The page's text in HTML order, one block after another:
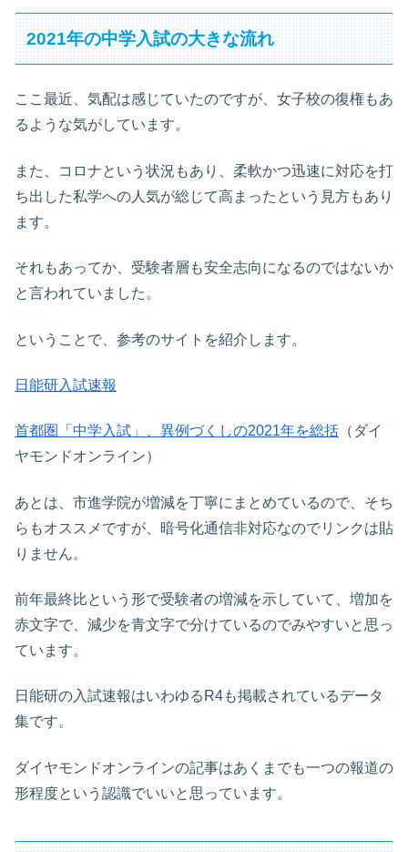
2021年の中学入試の大きな流れ
ここ最近、気配は感じていたのですが、女子校の復権もあ
るような気がしています。
また、コロナという状況もあり、柔軟かつ迅速に対応を打
ち出した私学への人気が総じて高まったという見方もあり
ます。
それもあってか、受験者層も安全志向になるのではないか
と言われていました。
ということで、参考のサイトを紹介します。
日能研入試速報
首都圏「中学入試」、異例づくしの2021年を総括 （ダイ
ヤモンドオンライン）
あとは、市進学院が増減を丁寧にまとめているので、そち
らもオススメですが、暗号化通信非対応なのでリンクは貼
りません。
前年最終比という形で受験者の増減を示していて、増加を
赤文字で、減少を青文字で分けているのでみやすいと思っ
ています。
日能研の入試速報はいわゆるR4も掲載されているデータ
集です。
ダイヤモンドオンラインの記事はあくまでも一つの報道の
形程度という認識でいいと思っています。